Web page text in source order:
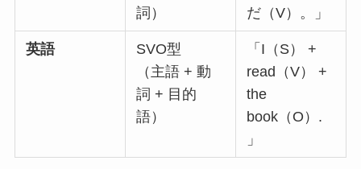
詞）
だ（V）。」
英語
SVO型
（主語 + 動
詞 + 目的
語）
「I（S） +
read（V） +
the
book（O）.
」